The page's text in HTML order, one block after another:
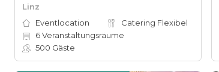
Linz
Eventlocation
Catering Flexibel
6Veranstaltungsräume
500 Gäste